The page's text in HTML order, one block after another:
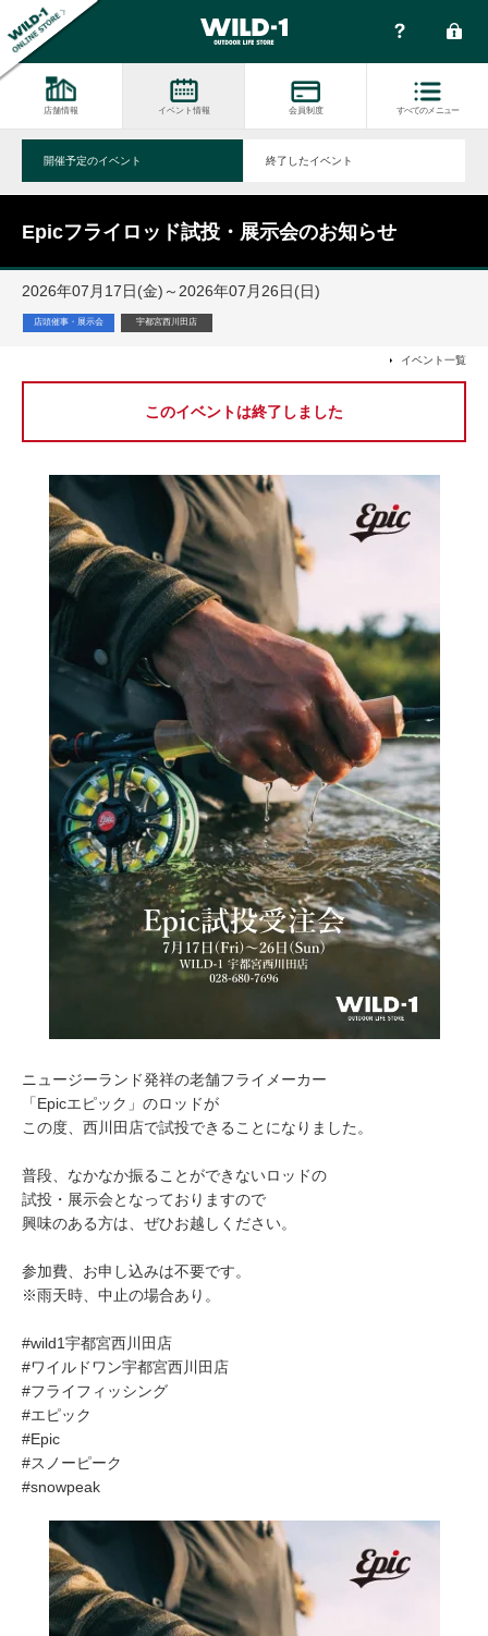
店舗情報 イベント情報 会員制度 すべてのメニュー
開催予定のイベント 終了したイベント
Epicフライロッド試投・展示会のお知らせ
2026年07月17日(金)～2026年07月26日(日)
店頭催事・展示会 宇都宮西川田店
イベント一覧
このイベントは終了しました
ニュージーランド発祥の老舗フライメーカー
「Epicエピック」のロッドが
この度、西川田店で試投できることになりました。
普段、なかなか振ることができないロッドの
試投・展示会となっておりますので
興味のある方は、ぜひお越しください。
参加費、お申し込みは不要です。
※雨天時、中止の場合あり。
#wild1宇都宮西川田店
#ワイルドワン宇都宮西川田店
#フライフィッシング
#エピック
#Epic
#スノーピーク
#snowpeak